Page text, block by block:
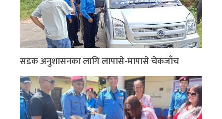
सडक अनुशासनका लागि लापासे-मापासे चेकजाँच